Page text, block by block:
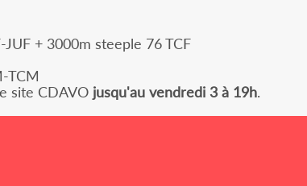
+ 3000m steeple 76 TCF
TCM
site CDAVO jusqu'au vendredi 3 à 19h.